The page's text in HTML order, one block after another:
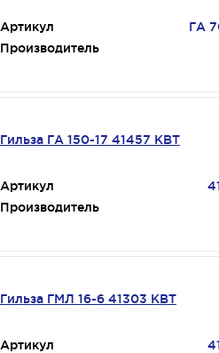
Артикул
ГА
Производитель
Гильза ГА 150-17 41457 КВТ
Артикул
Производитель
Гильза ГМЛ 16-6 41303 КВТ
Артикул